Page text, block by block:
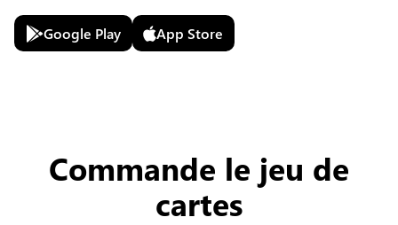
Google Play App Store
Commande le jeu de
cartes